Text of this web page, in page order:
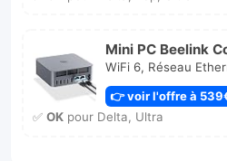
Mini PC Beelink
WiFi 6, Réseau
👉 voir l'offre à
✅ OKpour Delta, Ultra